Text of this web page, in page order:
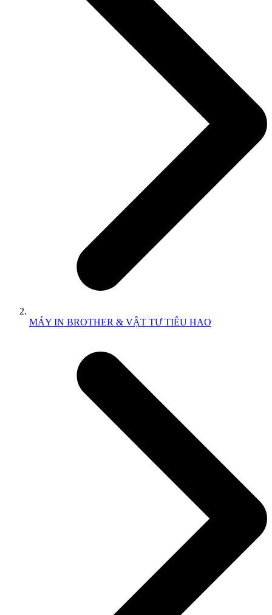
MÁY IN BROTHER & VẬT TƯ TIÊU HAO